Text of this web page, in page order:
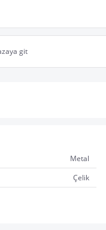
git
Metal
Çelik